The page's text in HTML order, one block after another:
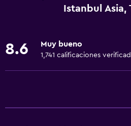
Servicio de conserjería
Instalaciones para reuniones
Minimercado en las instalaciones
Istanbul Asia,
8.6 Muy bueno
1,741 calificaciones